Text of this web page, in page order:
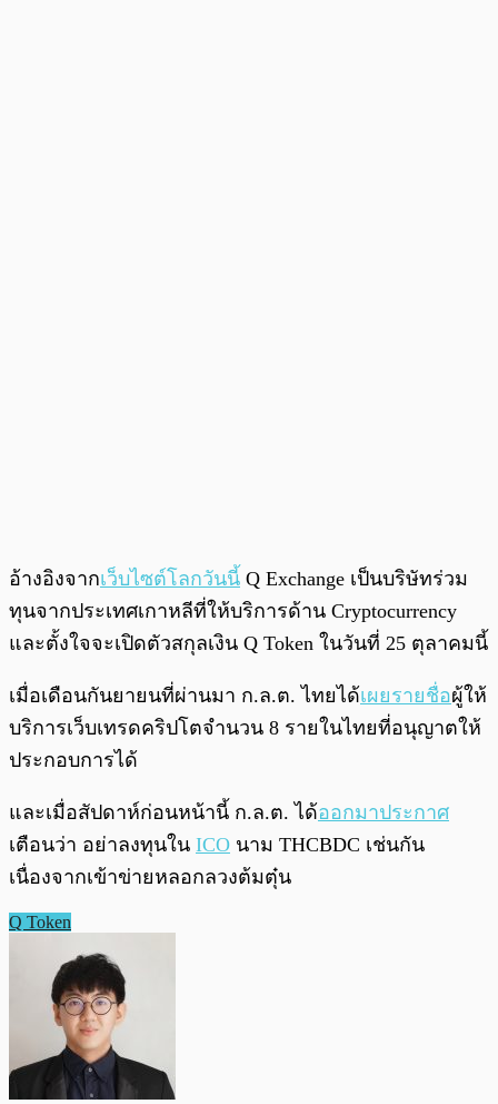
อ้างอิงจากเว็บไซต์โลกวันนี้ Q Exchange เป็นบริษัทร่วม
ทุนจากประเทศเกาหลีที่ให้บริการด้าน Cryptocurrency
และตั้งใจจะเปิดตัวสกุลเงิน Q Token ในวันที่ 25 ตุลาคมนี้
เมื่อเดือนกันยายนที่ผ่านมา ก.ล.ต. ไทยได้เผยรายชื่อผู้ให้
บริการเว็บเทรดคริปโตจำนวน 8 รายในไทยที่อนุญาตให้
ประกอบการได้
และเมื่อสัปดาห์ก่อนหน้านี้ ก.ล.ต. ได้ออกมาประกาศ
เตือนว่า อย่าลงทุนใน ICO นาม THCBDC เช่นกัน
เนื่องจากเข้าข่ายหลอกลวงต้มตุ๋น
Q Token